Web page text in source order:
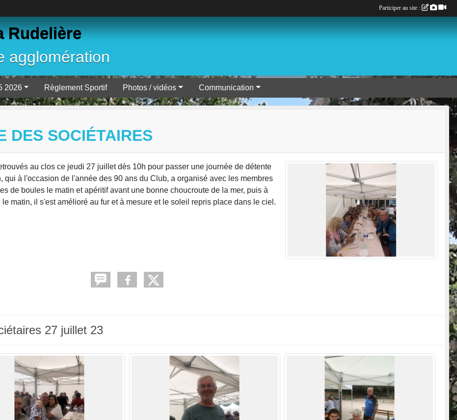
Rudelière
agglomération
2026 Règlement Sportif Photos / vidéos Communication
DES SOCIÉTAIRES
au clos ce jeudi 27 juillet dès 10h pour passer une journée de détente
à l'occasion de l'année des 90 ans du Club, a organisé avec les membres
de boules le matin et apéritif avant une bonne choucroute de la mer, puis à
matin, il s'est amélioré au fur et à mesure et le soleil repris place dans le ciel.
27 juillet 23
Participer au site :